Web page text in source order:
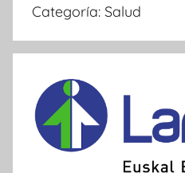
Categoría: Salud